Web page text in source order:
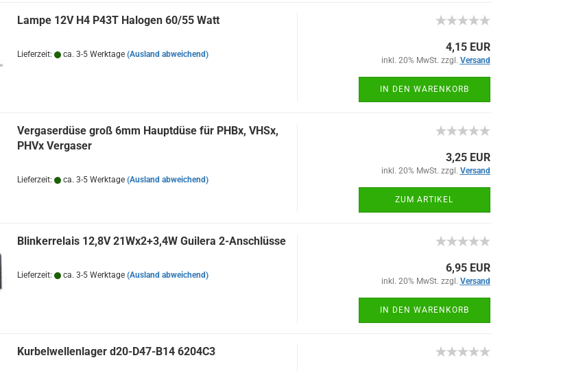
Lampe 12V H4 P43T Halogen 60/55 Watt
Lieferzeit: ca. 3-5 Werktage (Ausland abweichend)
4,15 EUR
inkl. 20% MwSt. zzgl. Versand
IN DEN WARENKORB
Vergaserdüse groß 6mm Hauptdüse für PHBx, VHSx,
PHVx Vergaser
Lieferzeit: ca. 3-5 Werktage (Ausland abweichend)
3,25 EUR
inkl. 20% MwSt. zzgl. Versand
ZUM ARTIKEL
Blinkerrelais 12,8V 21Wx2+3,4W Guilera 2-Anschlüsse
Lieferzeit: ca. 3-5 Werktage (Ausland abweichend)
6,95 EUR
inkl. 20% MwSt. zzgl. Versand
IN DEN WARENKORB
Kurbelwellenlager d20-D47-B14 6204C3